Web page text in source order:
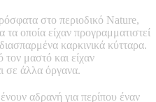
στο περιοδικό Nature,
τα οποία είχαν προγραμματιστεί
καρκινικά κύτταρα.
μαστό και είχαν
σε άλλα όργανα.
αδρανή για περίπου έναν